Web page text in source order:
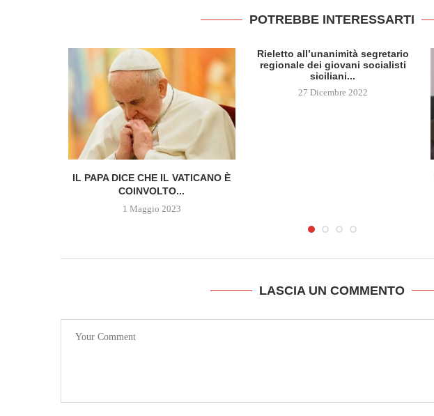
POTREBBE INTERESSARTI
IL PAPA DICE CHE IL VATICANO È
COINVOLTO...
1 Maggio 2023
Rieletto all’unanimità segretario
regionale dei giovani socialisti
siciliani...
27 Dicembre 2022
LASCIA UN COMMENTO